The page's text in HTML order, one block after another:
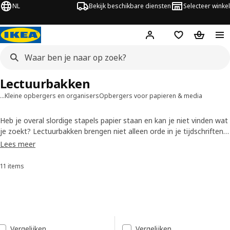
NL Bekijk beschikbare diensten Selecteer winkel
Hej! Log inVerlanglijstje
…Kleine opbergers en organisersOpbergers voor papieren & media
Lectuurbakken
Heb je overal slordige stapels papier staan en kan je niet vinden wat
je zoekt? Lectuurbakken brengen niet alleen orde in je tijdschriften,
ook facturen, brieven en allerhande papieren vinden er een plekje.
opening in de hoge kant. Ze passen, net als onze boekensteunen,
Lees meer
Sorteren en filteren
11 items
Resultatenlijst